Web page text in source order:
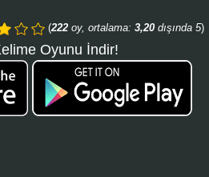
(222 oy, ortalama: 3,20 dışında 5)
Oyunu İndir!